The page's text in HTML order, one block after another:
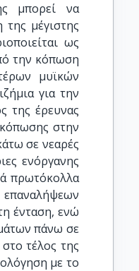
μπορεί να
μέγιστης
ως
την κόπωση
μυϊκών
για την
της έρευνας
στην
σε νεαρές
ενόργανης
πρωτόκολλα
ένταση, ενώ
πάνω σε
τέλος της
με το